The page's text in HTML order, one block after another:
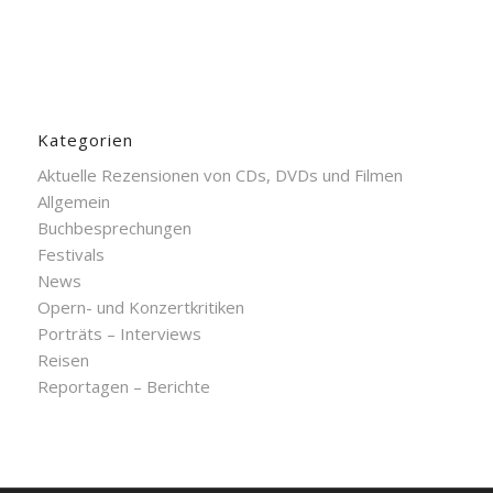
Kategorien
Aktuelle Rezensionen von CDs, DVDs und Filmen
Allgemein
Buchbesprechungen
Festivals
News
Opern- und Konzertkritiken
Porträts – Interviews
Reisen
Reportagen – Berichte